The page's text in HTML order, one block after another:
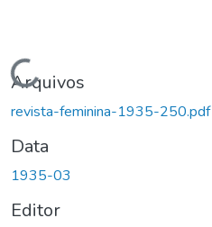
Carregando...
Arquivos
revista-feminina-1935-250.pdf
Data
1935-03
Editor